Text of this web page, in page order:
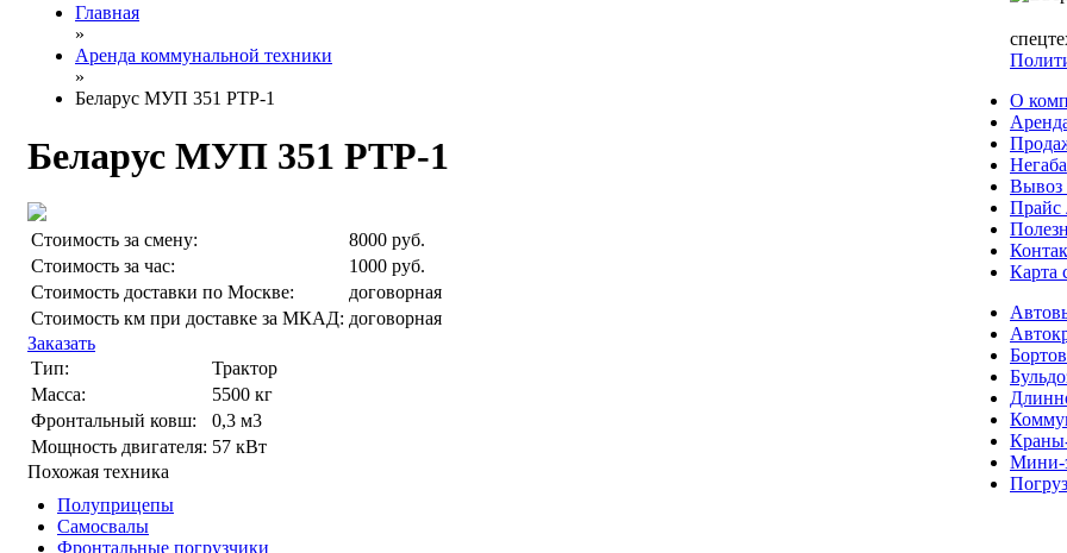
Главная
»
Аренда коммунальной техники
»
Беларус МУП 351 РТР-1
Беларус МУП 351 РТР-1
Стоимость за смену:
8000 руб.
Стоимость за час:
1000 руб.
Стоимость доставки по Москве:
договорная
Стоимость км при доставке за МКАД: договорная
Заказать
Тип:
Трактор
Масса:
5500 кг
Фронтальный ковш:
0,3 м3
Мощность двигателя: 57 кВт
Похожая техника
О
Вывоз
Прайс
Карта
Мини-
Полуприцепы
Самосвалы
Фронтальные погрузчики